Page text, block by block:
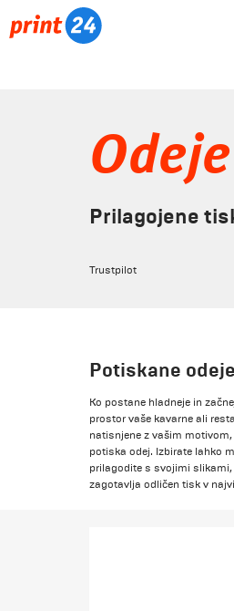
Odeje
Prilagojene
Trustpilot
Potiskane odeje
Ko postane hladneje in
prostor vaše kavarne ali
natisnjene z vašim
potiska odej. Izbirate lahko
prilagodite s svojimi
zagotavlja odličen tisk v